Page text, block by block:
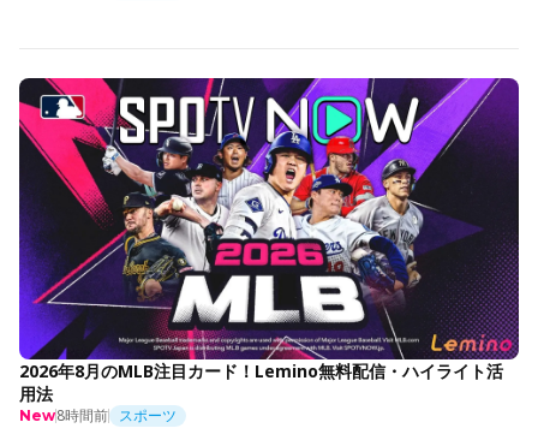
2026年8月のMLB注目カード！Lemino無料配信・ハイライト活
用法
New8時間前 スポーツ